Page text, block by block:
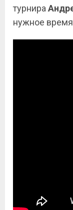
турнира
нужное